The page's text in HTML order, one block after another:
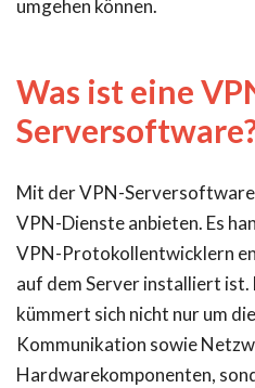
umgehen können.
Was ist eine
Mit der VPN-
VPN-Dienste anbieten. Es
VPN-Protokollentwicklern
auf dem Server installiert
kümmert sich nicht nur um
Kommunikation sowie
Hardwarekomponenten,